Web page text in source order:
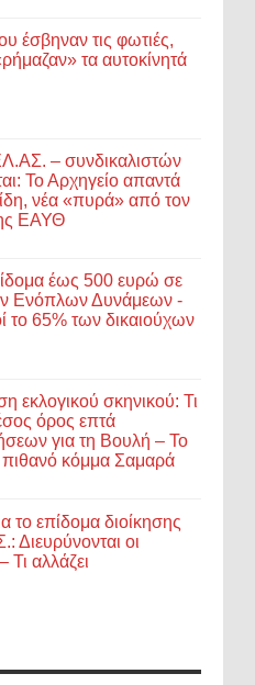
έσβηναν τις φωτιές,
τα αυτοκίνητά
– συνδικαλιστών
Το Αρχηγείο απαντά
νέα «πυρά» από τον
ΕΑΥΘ
έως 500 ευρώ σε
Ενόπλων Δυνάμεων -
το 65% των δικαιούχων
εκλογικού σκηνικού: Τι
όρος επτά
για τη Βουλή – Το
πιθανό κόμμα Σαμαρά
το επίδομα διοίκησης
Διευρύνονται οι
Τι αλλάζει